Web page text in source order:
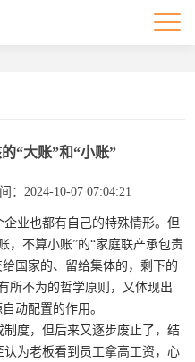
“大账”和“小账”
：2024-10-07 07:04:21
业也都有自己的特殊情形。但
，不算小账”的“家庭联产承包责
国家的、留给集体的，剩下的
所不为的哲学原则，又体现出
动配置的作用。
度，但后来又逐步废止了，结
为老板看到员工拿高工资，心